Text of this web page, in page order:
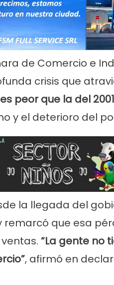
de Comercio e
crisis que
peor que la del
y el deterioro del
la llegada del
remarcó que esa
“La gente no
, afirmó en
Noticias Servicios
Turnos de Farmacias de
2026 en Ensenada